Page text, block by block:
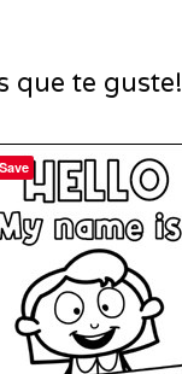
que te guste!
Save